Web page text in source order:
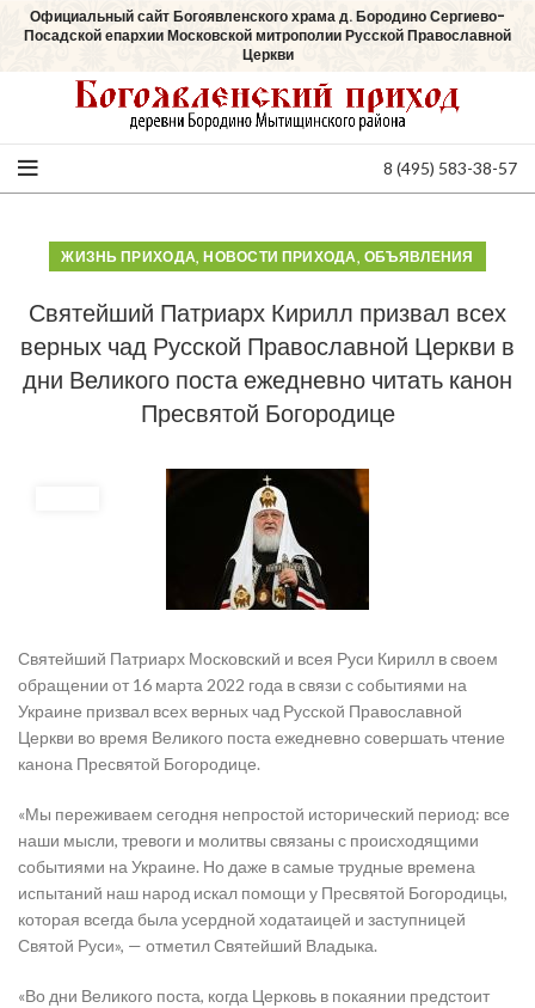
Официальный сайт Богоявленского храма д. Бородино Сергиево-
Посадской епархии Московской митрополии Русской Православной
Церкви
8 (495) 583-38-57
ЖИЗНЬ ПРИХОДА,НОВОСТИ ПРИХОДА, ОБЪЯВЛЕНИЯ
Святейший Патриарх Кирилл призвал всех
верных чад Русской Православной Церкви в
дни Великого поста ежедневно читать канон
Пресвятой Богородице
Святейший Патриарх Московский и всея Руси Кирилл в своем
обращении от 16 марта 2022 года в связи с событиями на
Украине призвал всех верных чад Русской Православной
Церкви во время Великого поста ежедневно совершать чтение
канона Пресвятой Богородице.
«Мы переживаем сегодня непростой исторический период: все
наши мысли, тревоги и молитвы связаны с происходящими
событиями на Украине. Но даже в самые трудные времена
испытаний наш народ искал помощи у Пресвятой Богородицы,
которая всегда была усердной ходатаицей и заступницей
Святой Руси», — отметил Святейший Владыка.
«Во дни Великого поста, когда Церковь в покаянии предстоит